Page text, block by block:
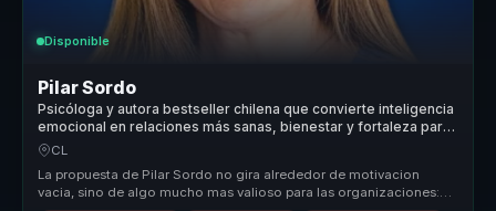
Disponible
Pilar Sordo
Psicóloga y autora bestseller chilena que convierte inteligencia
emocional en relaciones más sanas, bienestar y fortaleza para
líderes y equipos.
CL
La propuesta de Pilar Sordo no gira alrededor de motivacion
vacia, sino de algo mucho mas valioso para las organizaciones: